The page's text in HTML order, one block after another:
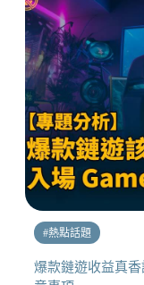
#熱點話題
爆款鏈遊收益真